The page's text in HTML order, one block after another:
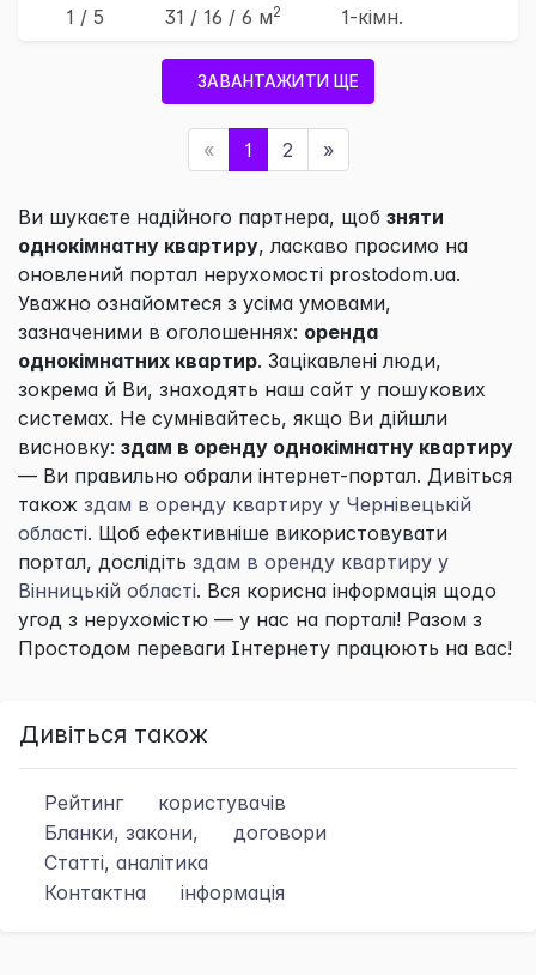
1 / 5 31 / 16 / 6 м2 1-кімн.
« 1 2 »
ЗАВАНТАЖИТИ ЩЕ
Ви шукаєте надійного партнера, щоб зняти
однокімнатну квартиру, ласкаво просимо на
оновлений портал нерухомості prostodom.ua.
Уважно ознайомтеся з усіма умовами,
зазначеними в оголошеннях: оренда
однокімнатних квартир. Зацікавлені люди,
зокрема й Ви, знаходять наш сайт у пошукових
системах. Не сумнівайтесь, якщо Ви дійшли
висновку: здам в оренду однокімнатну квартиру
— Ви правильно обрали інтернет-портал. Дивіться
також здам в оренду квартиру у Чернівецькій
області. Щоб ефективніше використовувати
портал, дослідіть здам в оренду квартиру у
Вінницькій області. Вся корисна інформація щодо
угод з нерухомістю — у нас на порталі! Разом з
Простодом переваги Інтернету працюють на вас!
Дивіться також
Рейтинг
користувачів
Бланки, закони,
договори
Статті, аналітика
Контактна
інформація